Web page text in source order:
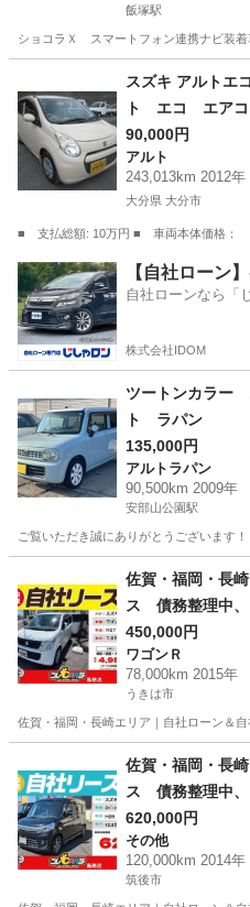
飯塚駅
ショコラＸ スマートフォン連携ナビ装
飯塚駅 アルト
スズキ アルト
ト エコ エア
ド キーレスキ
ＴＯＰ （検9.2）
90,000円
アルト
243,013km 2012年
大分県 大分市
■ 支払総額: 10万円 ■ 車両本体価格
大分 大分市 アルト
【自社ローン
自社ローンなら「
株式会社IDOM
ツートンカラー
ト ラパン
135,000円
アルトラパン
90,500km 2009年
安部山公園駅
ご覧いただき誠にありがとうございます
安部山公園駅
佐賀・福岡・長
ス 債務整理中
キ ワゴンR H27
450,000円
ワゴンＲ
78,000km 2015年
うきは市
佐賀・福岡・長崎エリア｜自社ローン＆
ワゴンＲ ロー
佐賀・福岡・長
ス 債務整理中
キ スペーシアカ
620,000円
その他
120,000km 2014年
筑後市